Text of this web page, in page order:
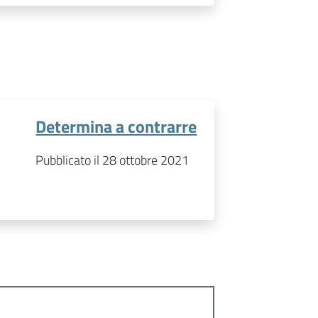
Determina a contrarre
Pubblicato il 28 ottobre 2021